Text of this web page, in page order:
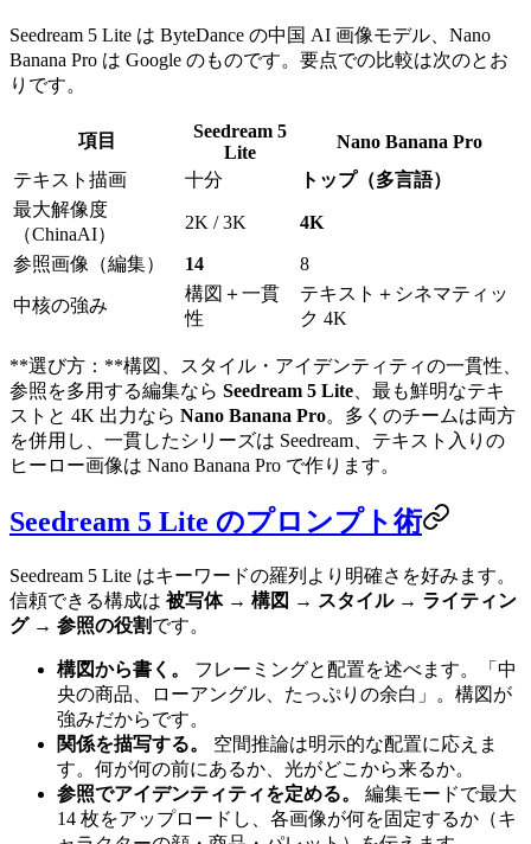
Seedream 5 Lite は ByteDance の中国 AI 画像モデル、Nano
Banana Pro は Google のものです。要点での比較は次のとお
りです。
項目
Seedream 5
Lite
Nano Banana Pro
テキスト描画
十分
トップ（多言語）
最大解像度
（ChinaAI）
2K / 3K 4K
参照画像（編集） 14 8
中核の強み
構図＋一貫
性
テキスト＋シネマティッ
ク 4K
**選び方：**構図、スタイル・アイデンティティの一貫性、
参照を多用する編集なら Seedream 5 Lite 、最も鮮明なテキ
ストと 4K 出力なら Nano Banana Pro。多くのチームは両方
を併用し、一貫したシリーズは Seedream、テキスト入りの
ヒーロー画像は Nano Banana Pro で作ります。
Seedream 5 Lite のプロンプト術
Seedream 5 Lite はキーワードの羅列より明確さを好みます。
信頼できる構成は 被写体 → 構図 → スタイル → ライティン
グ → 参照の役割です。
構図から書く。
フレーミングと配置を述べます。「中
央の商品、ローアングル、たっぷりの余白」。構図が
強みだからです。
関係を描写する。
空間推論は明示的な配置に応えま
す。何が何の前にあるか、光がどこから来るか。
参照でアイデンティティを定める。
編集モードで最大
14 枚をアップロードし、各画像が何を固定するか（キ